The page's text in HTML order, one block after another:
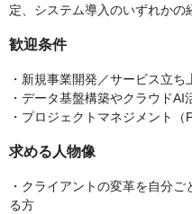
定、システム導入のいずれかの
歓迎条件
・新規事業開発／サービス立ち
・データ基盤構築やクラウドAI
・プロジェクトマネジメント
求める人物像
・クライアントの変革を自分
る方